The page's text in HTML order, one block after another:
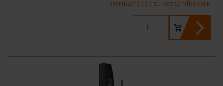
Informationen zu Versandkosten